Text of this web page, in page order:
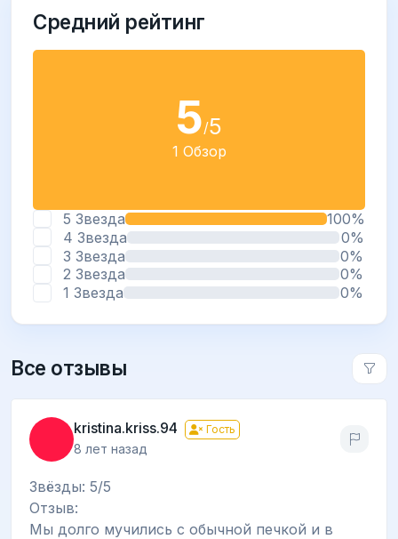
Средний рейтинг
5/5
1 Обзор
5 Звезда
100%
4 Звезда
0%
3 Звезда
0%
2 Звезда
0%
1 Звезда
0%
Все отзывы
kristina.kriss.94 Гость
8 лет назад
Звёзды: 5/5
Отзыв:
Мы долго мучились с обычной печкой и в